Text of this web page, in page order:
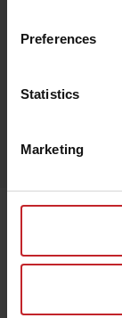
Preferences
Statistics
Marketing